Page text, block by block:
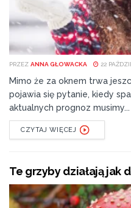
PRZEZ ANNA GŁOWACKA 22
Mimo że za oknem trwa
pojawia się pytanie, kiedy
aktualnych prognoz musimy...
CZYTAJ WIĘCEJ
Te grzyby działają jak